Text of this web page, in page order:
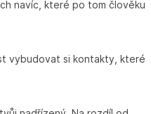
navíc, které po tom člověku
vybudovat si kontakty, které